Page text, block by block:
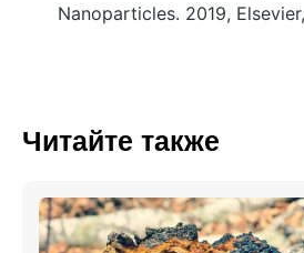
Nanoparticles. 2019,
Читайте также